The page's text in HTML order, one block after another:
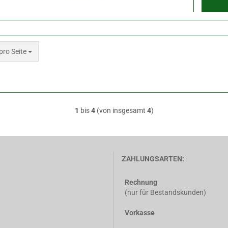
Seite
1 bis4(von insgesamt 4)
ZAHLUNGSARTEN:
Rechnung
(nur für Bestandskunden)
Vorkasse